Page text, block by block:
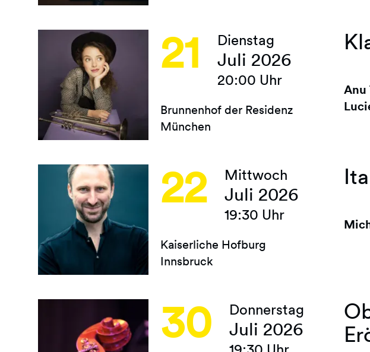
21 Dienstag
Juli 2026
20:00 Uhr
Brunnenhof der Residenz
München
Anu
22 Mittwoch
Juli 2026
19:30 Uhr
Kaiserliche Hofburg
Innsbruck
30 Donnerstag
Juli 2026